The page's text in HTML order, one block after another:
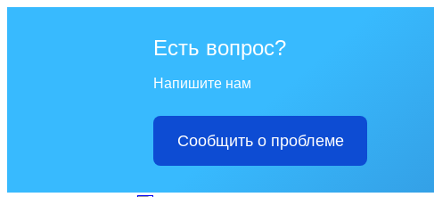
Есть вопрос?
Напишите нам
Сообщить о проблеме